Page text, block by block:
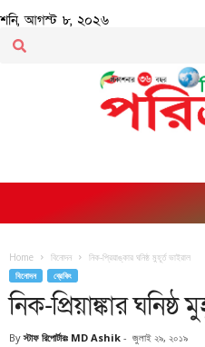
শনি, আগস্ট ৮, ২০২৬
Home বিনোদন নিক-প্রিয়াঙ্কার ঘনিষ্ঠ মুহূর্ত ভাইরাল
বিনোদন ব্রেকিং
নিক-প্রিয়াঙ্কার ঘনিষ্ঠ
By স্টাফ রিপোর্টারঃ MD Ashik - জুলাই ২৯, ২০১৯